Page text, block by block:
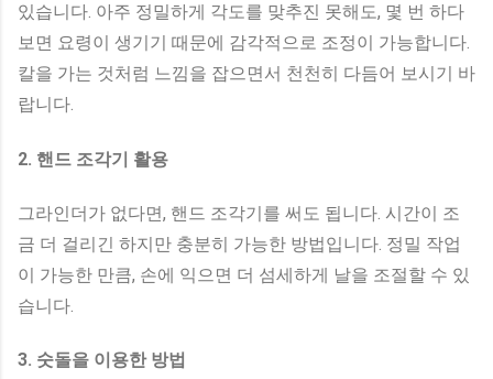
있습니다. 아주 정밀하게 각도를 맞추진 못해도, 몇 번 하다
보면 요령이 생기기 때문에 감각적으로 조정이 가능합니다.
칼을 가는 것처럼 느낌을 잡으면서 천천히 다듬어 보시기 바
랍니다.
2. 핸드 조각기 활용
그라인더가 없다면, 핸드 조각기를 써도 됩니다. 시간이 조
금 더 걸리긴 하지만 충분히 가능한 방법입니다. 정밀 작업
이 가능한 만큼, 손에 익으면 더 섬세하게 날을 조절할 수 있
습니다.
3. 숫돌을 이용한 방법